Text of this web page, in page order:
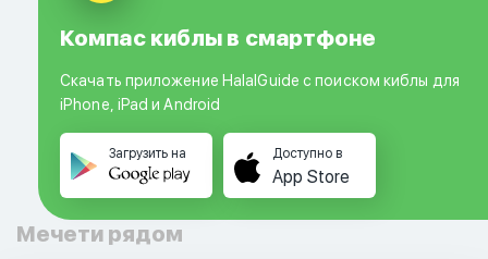
Компас киблы в смартфоне
Скачать приложение HalalGuide с поиском киблы для
iPhone, iPad и Android
Загрузить на Доступно в
App Store
Мечети рядом